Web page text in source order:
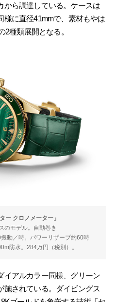
から調達している。ケースは
様に直径41mmで、素材もやは
2種類展開となる。
ー クロノメーター」
のモデル。自動巻き
動／時。パワーリザーブ約60時
防水。284万円（税別）。
アルカラー同様、グリーン
施されている。ダイビングス